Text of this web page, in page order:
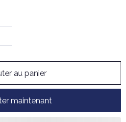
au panier
maintenant